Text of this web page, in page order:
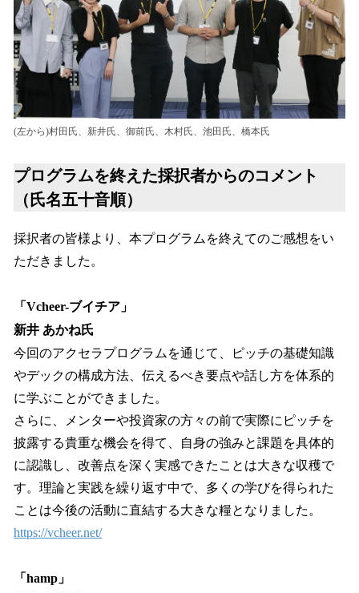
(左から)村田氏、新井氏、御前氏、木村氏、池田氏、橋本氏
プログラムを終えた採択者からのコメント
（氏名五十音順）
採択者の皆様より、本プログラムを終えてのご感想をい
ただきました。
「Vcheer-ブイチア」
新井 あかね氏
今回のアクセラプログラムを通じて、ピッチの基礎知識
やデックの構成方法、伝えるべき要点や話し方を体系的
に学ぶことができました。
さらに、メンターや投資家の方々の前で実際にピッチを
披露する貴重な機会を得て、自身の強みと課題を具体的
に認識し、改善点を深く実感できたことは大きな収穫で
す。理論と実践を繰り返す中で、多くの学びを得られた
ことは今後の活動に直結する大きな糧となりました。
https://vcheer.net/
「hamp」